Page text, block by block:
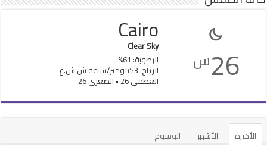
26س
Cairo
Clear Sky
الرطوبة: 61%
الرياح: 3كيلومتر/ساعة ش.ش.غ
العظمى 26 • الصغرى 26
الأخيرة الأشهر
الوسوم